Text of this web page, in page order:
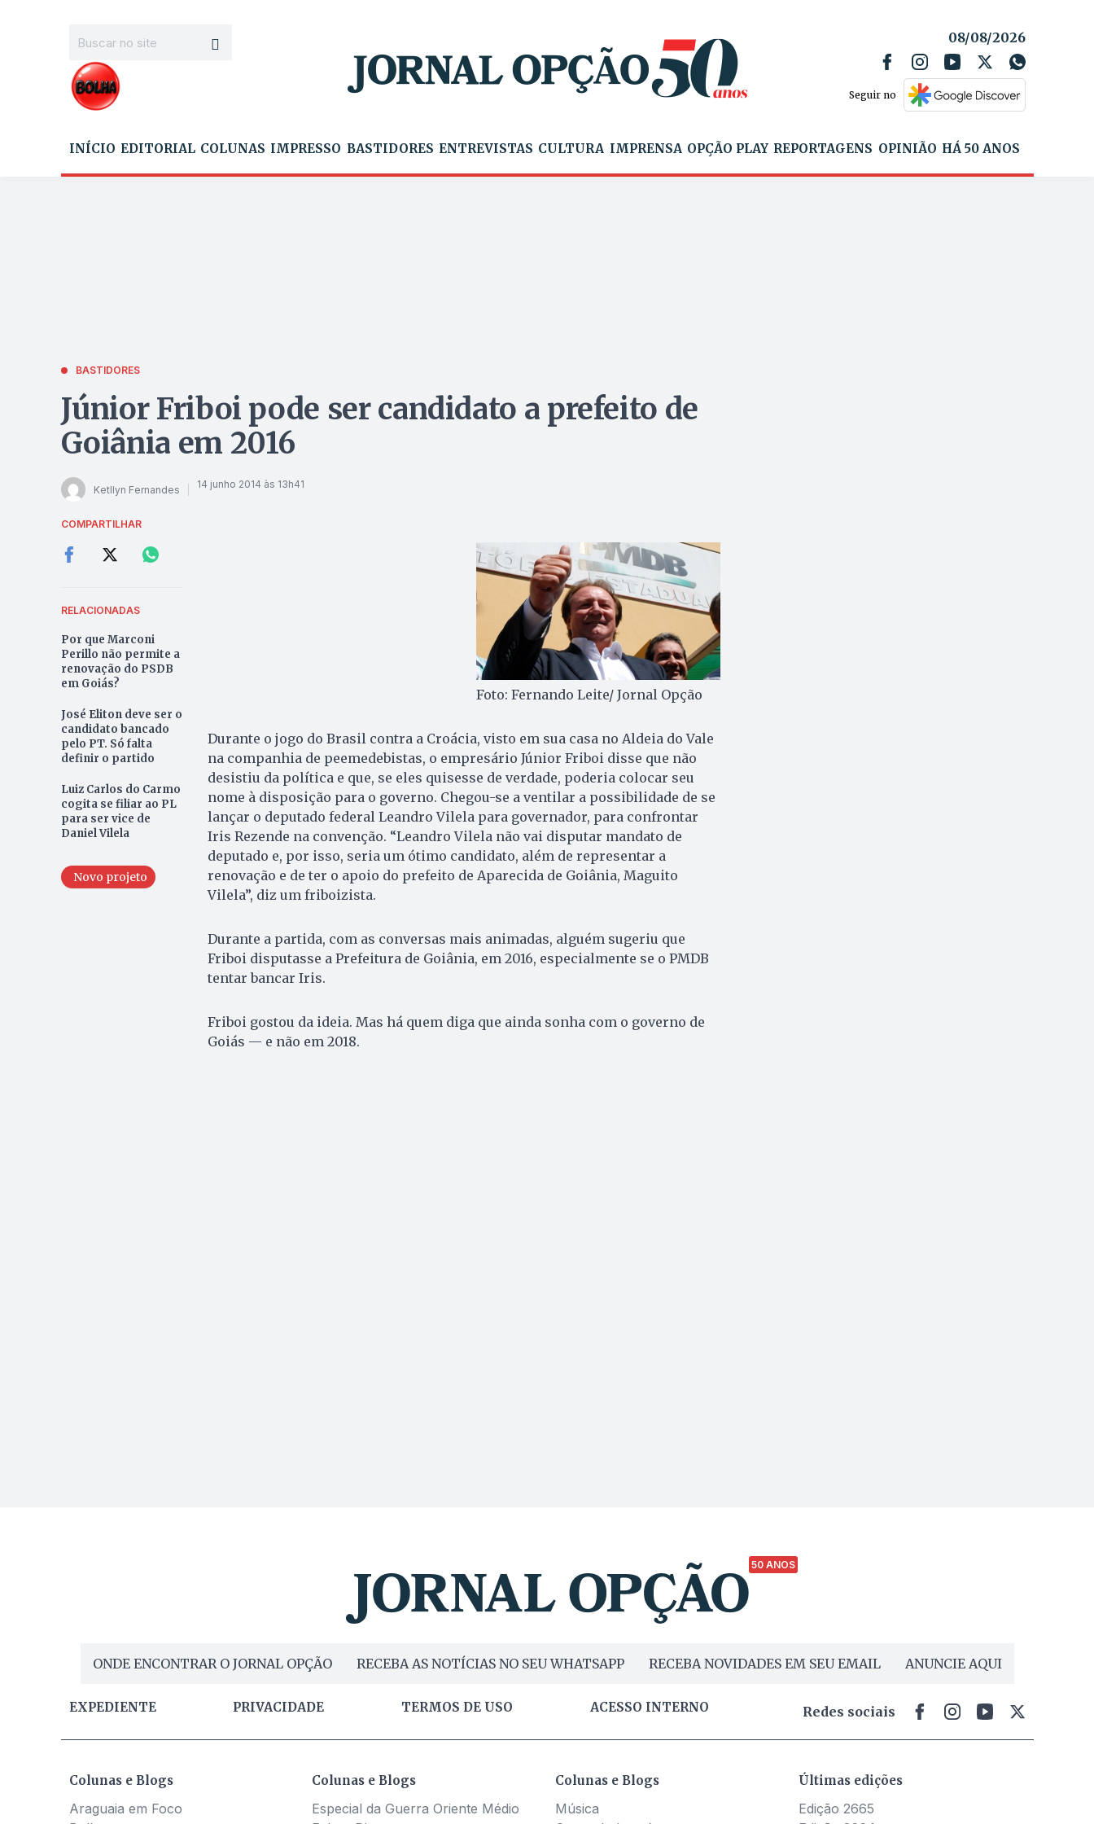
08/08/2026
Seguir no
INÍCIO EDITORIAL COLUNAS IMPRESSO BASTIDORES ENTREVISTAS CULTURA IMPRENSA OPÇÃO PLAY REPORTAGENS OPINIÃO HÁ 50 ANOS
BASTIDORES
Júnior Friboi pode ser candidato a prefeito de
Goiânia em 2016
Ketllyn Fernandes 14 junho 2014 às 13h41
COMPARTILHAR
RELACIONADAS
Por que Marconi
Perillo não permite a
renovação do PSDB
em Goiás?
José Eliton deve ser o
candidato bancado
pelo PT. Só falta
definir o partido
Luiz Carlos do Carmo
cogita se filiar ao PL
para ser vice de
Daniel Vilela
Novo projeto
Foto: Fernando Leite/ Jornal Opção
Durante o jogo do Brasil contra a Croácia, visto em sua casa no Aldeia do Vale
na companhia de peemedebistas, o empresário Júnior Friboi disse que não
desistiu da política e que, se eles quisesse de verdade, poderia colocar seu
nome à disposição para o governo. Che­gou-se a ventilar a possibilidade de se
lançar o deputado federal Leandro Vilela para governador, para confrontar
Iris Rezende na convenção. “Le­andro Vilela não vai disputar mandato de
deputado e, por isso, seria um ótimo candidato, além de representar a
renovação e de ter o apoio do prefeito de Aparecida de Go­iânia, Maguito
Vilela”, diz um friboizista.
Durante a partida, com as conversas mais animadas, alguém sugeriu que
Friboi disputasse a Prefeitura de Goiânia, em 2016, especialmente se o PMDB
tentar bancar Iris.
Friboi gostou da ideia. Mas há quem diga que ainda sonha com o governo de
Goiás — e não em 2018.
50 ANOS
ONDE ENCONTRAR O JORNAL OPÇÃO RECEBA AS NOTÍCIAS NO SEU WHATSAPP RECEBA NOVIDADES EM SEU EMAIL ANUNCIE AQUI
EXPEDIENTE PRIVACIDADE TERMOS DE USO ACESSO INTERNO Redes sociais
Colunas e Blogs
Araguaia em Foco
Colunas e Blogs
Especial da Guerra Oriente Médio
Colunas e Blogs
Música
Últimas edições
Edição 2665